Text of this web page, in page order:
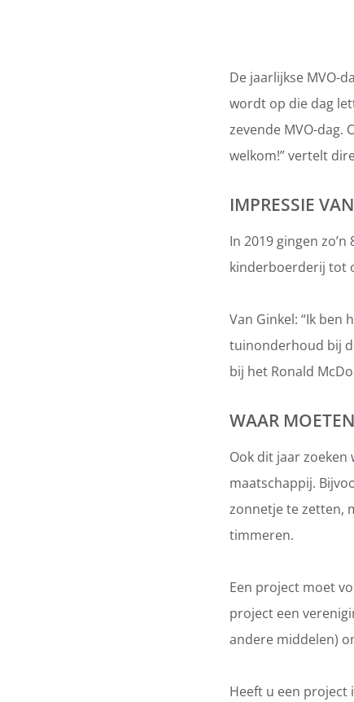
De jaarlijkse MVO-
wordt op die dag
zevende MVO-dag.
welkom!” vertelt
IMPRESSIE
In 2019 gingen
kinderboerderij tot
Van Ginkel: “Ik
tuinonderhoud bij
bij het Ronald
WAAR
Ook dit jaar
maatschappij.
zonnetje te zetten,
timmeren.
Een project moet
project een
andere middelen)
Heeft u een project